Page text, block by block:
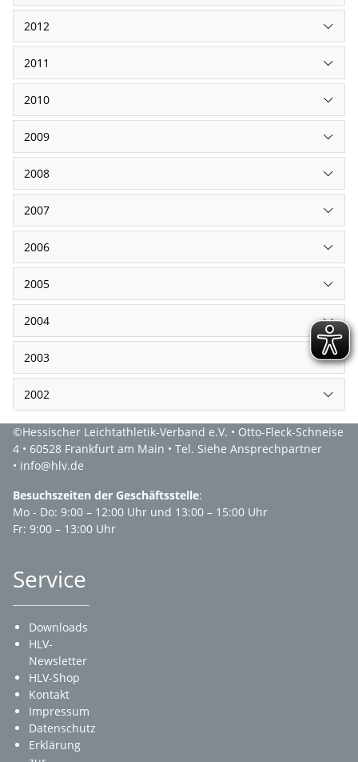
2012
2011
2010
2009
2008
2007
2006
2005
2004
2003
2002
©Hessischer Leichtathletik-Verband e.V. • Otto-Fleck-Schneise
4 • 60528 Frankfurt am Main • Tel. Siehe Ansprechpartner
• info@hlv.de
Besuchszeiten der Geschäftsstelle:
Mo - Do: 9:00 – 12:00 Uhr und 13:00 – 15:00 Uhr
Fr: 9:00 – 13:00 Uhr
Service
Downloads
HLV-
Newsletter
HLV-Shop
Kontakt
Impressum
Datenschutz
Erklärung